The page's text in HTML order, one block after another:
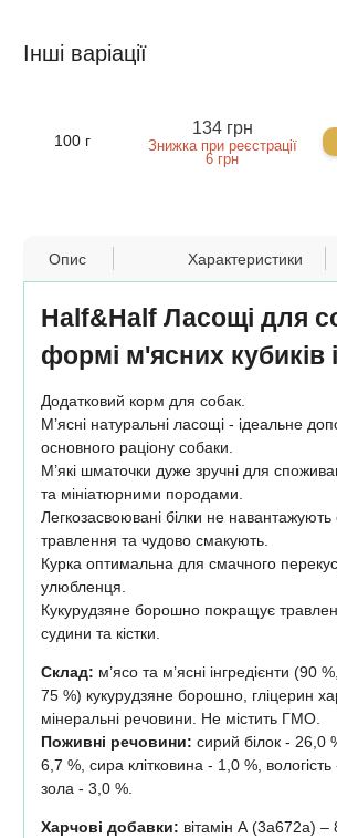
Інші варіації
100 г
134 грн
Знижка при реєстрації
6 грн
Опис Характеристики
Half&Half Ласощі для
формі м'ясних кубиків
Додатковий корм для собак.
М’ясні натуральні ласощі - ідеальне
основного раціону собаки.
М’які шматочки дуже зручні для
та мініатюрними породами.
Легкозасвоювані білки не навантажують
травлення та чудово смакують.
Курка оптимальна для смачного
улюбленця.
Кукурудзяне борошно покращує
судини та кістки.
Склад: м’ясо та м’ясні інгредієнти (90
75 %) кукурудзяне борошно, гліцерин
мінеральні речовини. Не містить ГМО.
Поживні речовини: сирий білок - 26,0
6,7 %, сира клітковина - 1,0 %,
зола - 3,0 %.
Харчові добавки: вітамін А (3а672а) –